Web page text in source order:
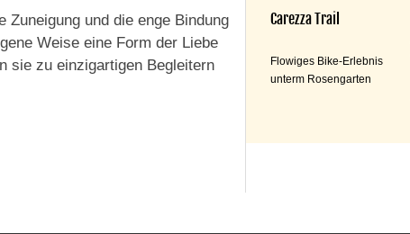
und die enge Bindung
Weise eine Form der Liebe
sie zu einzigartigen Begleitern
Carezza Trail
Flowiges Bike-Erlebnis
unterm Rosengarten